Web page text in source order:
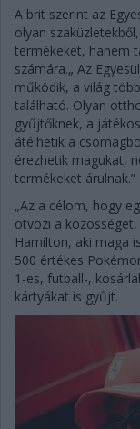
A brit szerint az
olyan
termékeket, hanem
számára.„ Az
működik, a világ
található. Olyan
gyűjtőknek, a
átélhetik a
érezhetik magukat,
termékeket árulnak.”
„Az a célom, hogy
ötvözi a
Hamilton, aki maga
500 értékes
1-es, futball-,
kártyákat is gyűjt.